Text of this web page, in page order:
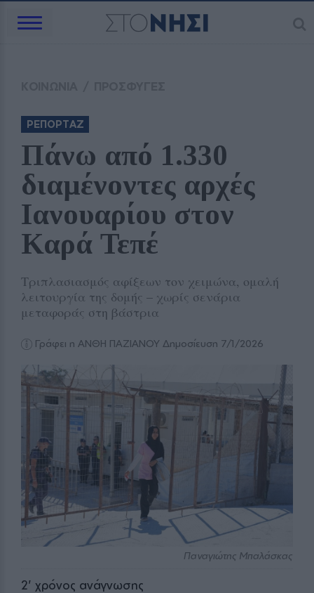
ΡΕΠΟΡΤΑΖ
Πάνω από 1.330
διαμένοντες αρχές
Ιανουαρίου στον
Καρά Τεπέ
Τριπλασιασμός αφίξεων τον χειμώνα, ομαλή
λειτουργία της δομής – χωρίς σενάρια
μεταφοράς στη βάστρια
Γράφει η ΑΝΘΗ ΠΑΖΙΑΝΟΥ Δημοσίευση 7/1/2026
Παναγιώτης Μπαλάσκας
2' χρόνος ανάγνωσης